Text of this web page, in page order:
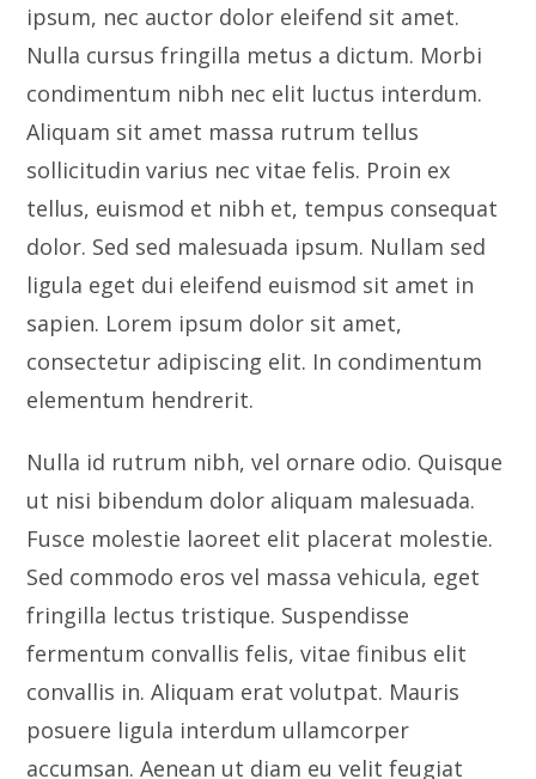
ipsum, nec auctor dolor eleifend sit amet.
Nulla cursus fringilla metus a dictum. Morbi
condimentum nibh nec elit luctus interdum.
Aliquam sit amet massa rutrum tellus
sollicitudin varius nec vitae felis. Proin ex
tellus, euismod et nibh et, tempus consequat
dolor. Sed sed malesuada ipsum. Nullam sed
ligula eget dui eleifend euismod sit amet in
sapien. Lorem ipsum dolor sit amet,
consectetur adipiscing elit. In condimentum
elementum hendrerit.
Nulla id rutrum nibh, vel ornare odio. Quisque
ut nisi bibendum dolor aliquam malesuada.
Fusce molestie laoreet elit placerat molestie.
Sed commodo eros vel massa vehicula, eget
fringilla lectus tristique. Suspendisse
fermentum convallis felis, vitae finibus elit
convallis in. Aliquam erat volutpat. Mauris
posuere ligula interdum ullamcorper
accumsan. Aenean ut diam eu velit feugiat